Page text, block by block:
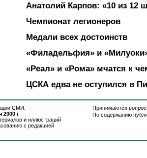
Анатолий Карпов: «10 из 12
Чемпионат легионеров
Медали всех достоинств
«Филадельфия» и
«Реал» и «Рома» мчатся к
ЦСКА едва не оступился в
СМИ:
2000 г
и иллюстраций
с редакцией
Принимаются
По содержанию